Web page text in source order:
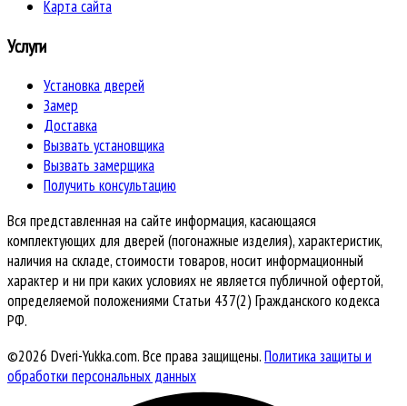
Карта сайта
Услуги
Установка дверей
Замер
Доставка
Вызвать установщика
Вызвать замерщика
Получить консультацию
Вся представленная на сайте информация, касающаяся
комплектующих для дверей (погонажные изделия), характеристик,
наличия на складе, стоимости товаров, носит информационный
характер и ни при каких условиях не является публичной офертой,
определяемой положениями Статьи 437(2) Гражданского кодекса
РФ.
©2026 Dveri-Yukka.com. Все права защищены.Политика защиты и
обработки персональных данных